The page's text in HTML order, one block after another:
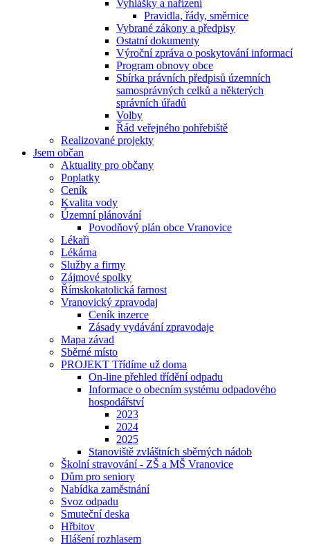
Vyhlášky a nařízení
Pravidla, řády, směrnice
Vybrané zákony a předpisy
Ostatní dokumenty
Výroční zpráva o poskytování informací
Program obnovy obce
Sbírka právních předpisů územních
samosprávných celků a některých
správních úřadů
Volby
Řád veřejného pohřebiště
Realizované projekty
Jsem občan
Aktuality pro občany
Poplatky
Ceník
Kvalita vody
Územní plánování
Povodňový plán obce Vranovice
Lékaři
Lékárna
Služby a firmy
Zájmové spolky
Římskokatolická farnost
Vranovický zpravodaj
Ceník inzerce
Zásady vydávání zpravodaje
Mapa závad
Sběrné místo
PROJEKT Třídíme už doma
On-line přehled třídění odpadu
Informace o obecním systému odpadového
hospodářství
2023
2024
2025
Stanoviště zvláštních sběrných nádob
Školní stravování - ZŠ a MŠ Vranovice
Dům pro seniory
Nabídka zaměstnání
Svoz odpadu
Smuteční deska
Hřbitov
Hlášení rozhlasem